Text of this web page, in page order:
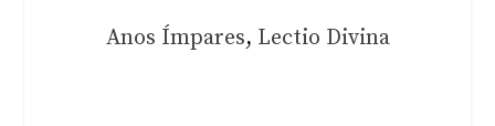
Anos Ímpares, Lectio Divina